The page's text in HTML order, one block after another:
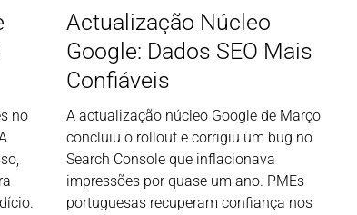
no
Actualização Núcleo
Google: Dados SEO Mais
Confiáveis
A actualização núcleo Google de Março
concluiu o rollout e corrigiu um bug no
Search Console que inflacionava
impressões por quase um ano. PMEs
portuguesas recuperam confiança nos